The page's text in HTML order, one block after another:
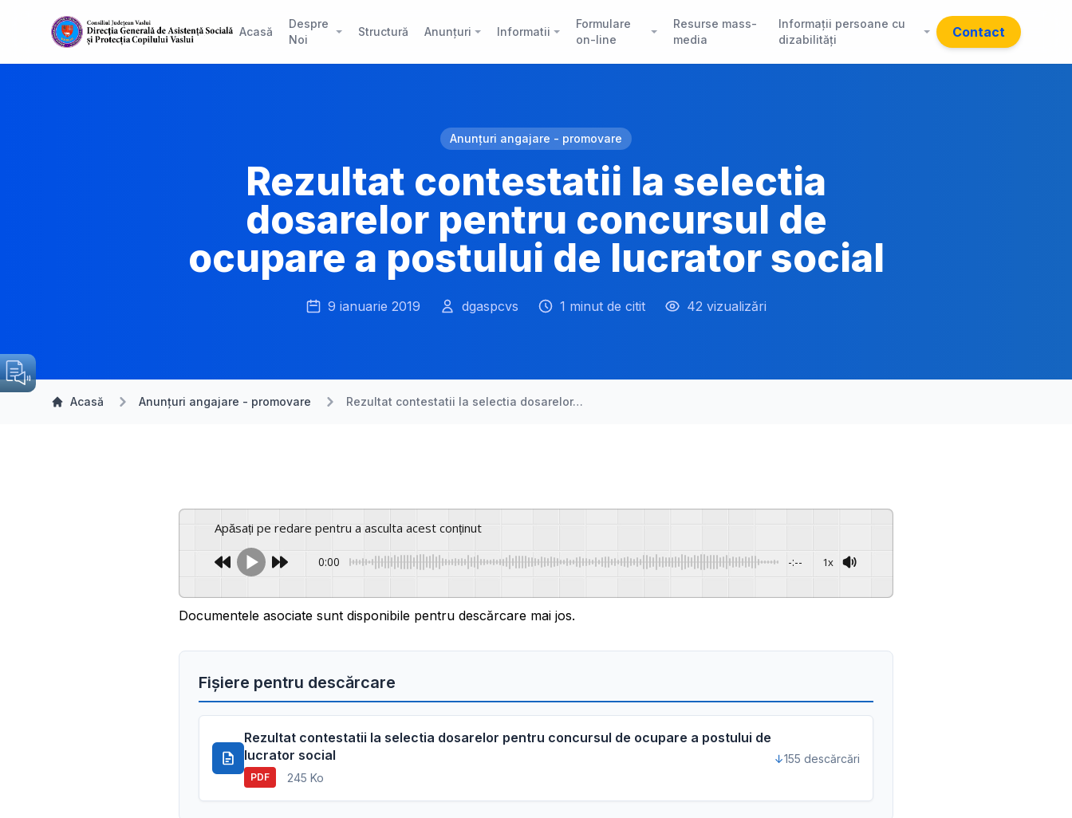
Acasă
Despre
Noi
Structură Anunțuri Informatii
Formulare
on-line
Resurse mass-
media
Informații persoane cu
dizabilități
Contact
Anunțuri angajare - promovare
Rezultat contestatii la selectia
dosarelor pentru concursul de
ocupare a postului de lucrator social
9 ianuarie 2019 dgaspcvs 1 minut de citit 42 vizualizări
Acasă Anunțuri angajare - promovare Rezultat contestatii la selectia dosarelor…
Apăsați pe redare pentru a asculta acest conținut
0:00 -:-- 1x
Documentele asociate sunt disponibile pentru descărcare mai jos.
Fișiere pentru descărcare
Rezultat contestatii la selectia dosarelor pentru concursul de ocupare a postului de
lucrator social
PDF 245 Ko
155 descărcări